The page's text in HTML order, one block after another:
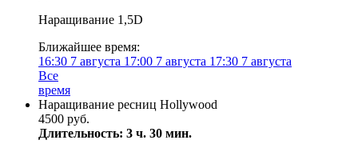
Наращивание 1,5D
Ближайшее время:
16:30 7 августа 17:00 7 августа 17:30 7 августа
Все
время
Наращивание ресниц Hollywood
4500 руб.
Длительность: 3 ч. 30 мин.